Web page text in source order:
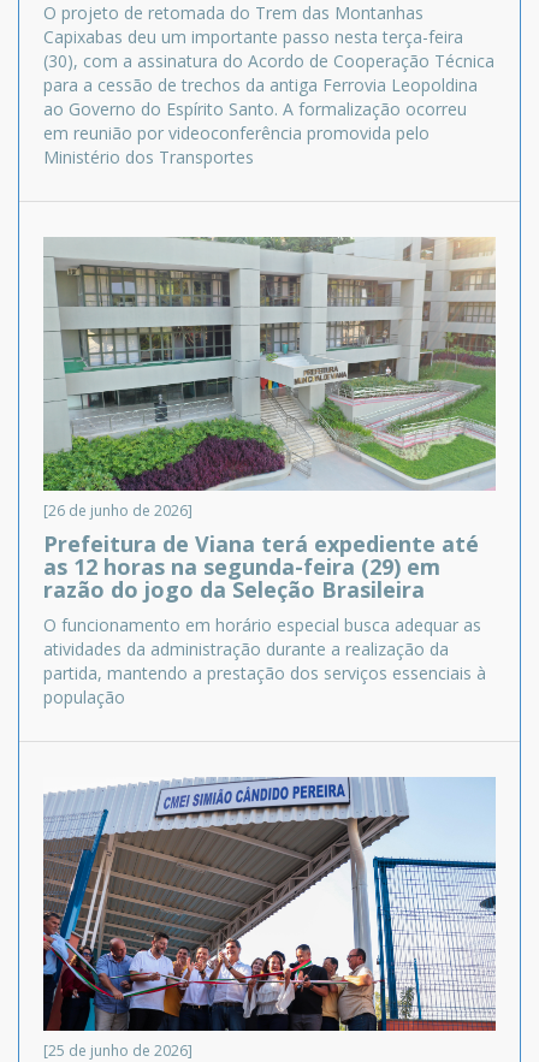
O projeto de retomada do Trem das Montanhas
Capixabas deu um importante passo nesta terça-feira
(30), com a assinatura do Acordo de Cooperação Técnica
para a cessão de trechos da antiga Ferrovia Leopoldina
ao Governo do Espírito Santo. A formalização ocorreu
em reunião por videoconferência promovida pelo
Ministério dos Transportes
[26 de junho de 2026]
Prefeitura de Viana terá expediente até
as 12 horas na segunda-feira (29) em
razão do jogo da Seleção Brasileira
O funcionamento em horário especial busca adequar as
atividades da administração durante a realização da
partida, mantendo a prestação dos serviços essenciais à
população
[25 de junho de 2026]